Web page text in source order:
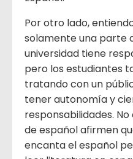
Por otro lado,
solamente una parte
universidad tiene
pero los estudiantes
tratando con un
tener autonomía y
responsabilidades.
de español afirmen
encanta el español